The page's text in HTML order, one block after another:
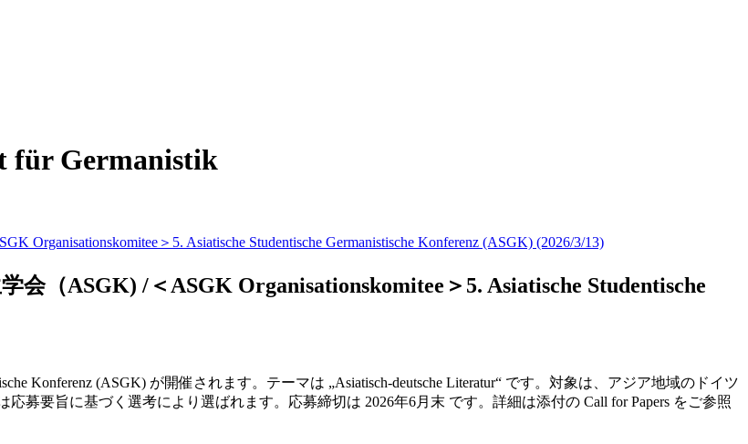
für Germanistik
＞5. Asiatische Studentische Germanistische Konferenz (ASGK) (2026/3/13)
（ASGK) /＜ASGK Organisationskomitee＞5. Asiatische Studentische
Konferenz (ASGK) が開催されます。 テーマは „Asiatisch-deutsche Literatur“ です。対象は、アジア地域のドイツ
募要旨に基づく選考により選ばれます。 応募締切は 2026年6月末 です。詳細は添付の Call for Papers をご参照